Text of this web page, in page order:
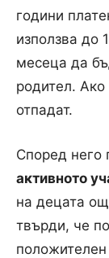
години
използва до
месеца да
родител. Ако
отпадат.
Според него
активното
на децата
твърди, че